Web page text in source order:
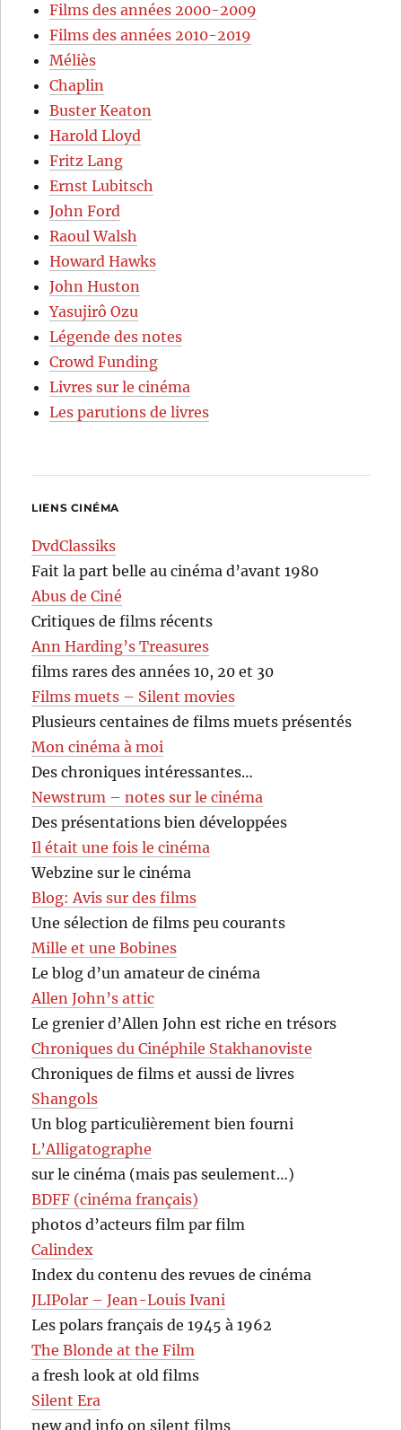
Films des années 2000-2009
Films des années 2010-2019
Méliès
Chaplin
Buster Keaton
Harold Lloyd
Fritz Lang
Ernst Lubitsch
John Ford
Raoul Walsh
Howard Hawks
John Huston
Yasujirô Ozu
Légende des notes
Crowd Funding
Livres sur le cinéma
Les parutions de livres
LIENS CINÉMA
DvdClassiks
Fait la part belle au cinéma d’avant 1980
Abus de Ciné
Critiques de films récents
Ann Harding’s Treasures
films rares des années 10, 20 et 30
Films muets – Silent movies
Plusieurs centaines de films muets présentés
Mon cinéma à moi
Des chroniques intéressantes…
Newstrum – notes sur le cinéma
Des présentations bien développées
Il était une fois le cinéma
Webzine sur le cinéma
Blog: Avis sur des films
Une sélection de films peu courants
Mille et une Bobines
Le blog d’un amateur de cinéma
Allen John’s attic
Le grenier d’Allen John est riche en trésors
Chroniques du Cinéphile Stakhanoviste
Chroniques de films et aussi de livres
Shangols
Un blog particulièrement bien fourni
L’Alligatographe
sur le cinéma (mais pas seulement…)
BDFF (cinéma français)
photos d’acteurs film par film
Calindex
Index du contenu des revues de cinéma
JLIPolar – Jean-Louis Ivani
Les polars français de 1945 à 1962
The Blonde at the Film
a fresh look at old films
Silent Era
new and info on silent films